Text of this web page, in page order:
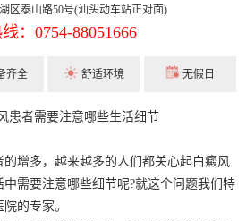
区泰山路50号(汕头动车站正对面)
：0754-88051666
齐全 舒适环境 无假日
增多，越来越多的人们都关心起白癜风
需要注意哪些细节呢?就这个问题我们特
的专家。